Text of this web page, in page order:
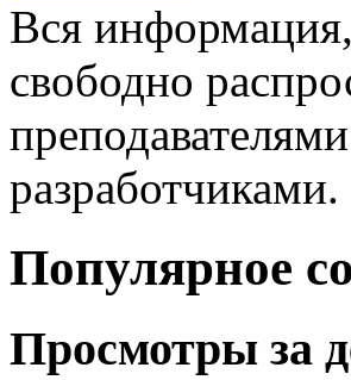
Вся
свободно
разработчиками.
Популярное
Просмотры за